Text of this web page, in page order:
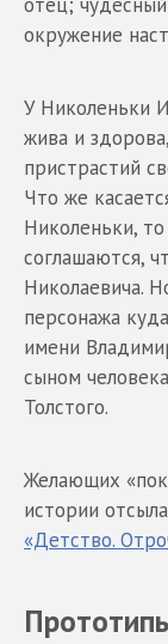
окружение
У Николеньки
жива и
пристрастий
Что же
Николеньки,
соглашаются,
Николаевича.
персонажа
имени
сыном
Толстого.
Желающих
истории
«Детство.